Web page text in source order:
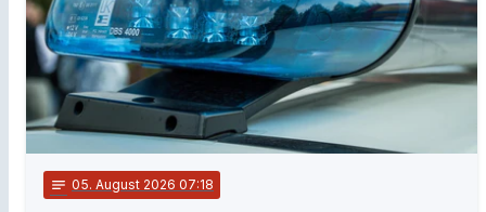
notes 05. August 2026 07:18